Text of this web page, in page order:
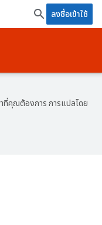
ลงชื่อเข้าใช้
าที่คุณต้องการ การแปลโดย